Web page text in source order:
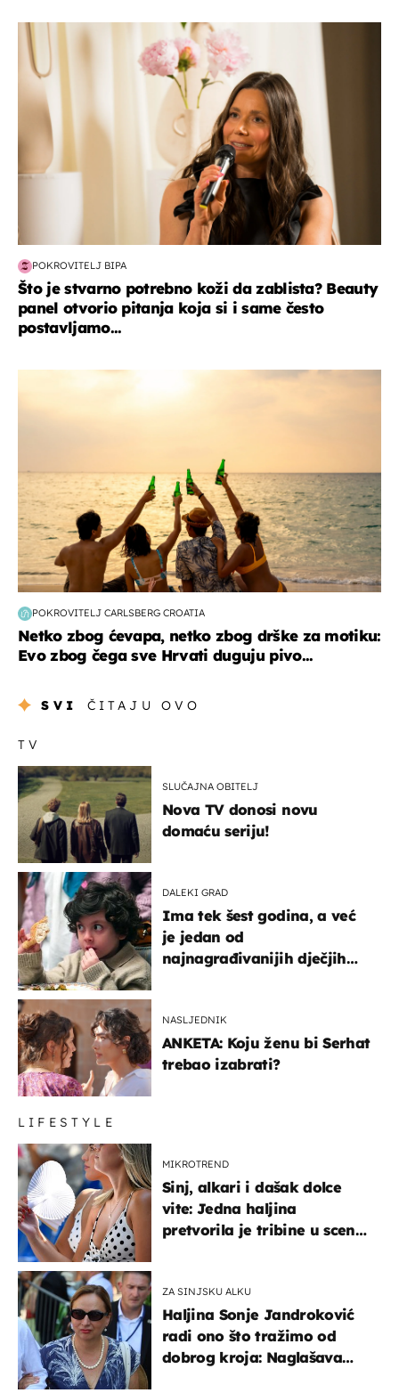
moda & ljepota
POKROVITELJ BIPA
Što je stvarno potrebno koži da zablista? Beauty
panel otvorio pitanja koja si i same često
postavljamo...
POKROVITELJ CARLSBERG CROATIA
Netko zbog ćevapa, netko zbog drške za motiku:
Evo zbog čega sve Hrvati duguju pivo...
SVI ČITAJU OVO
TV
SLUČAJNA OBITELJ
Nova TV donosi novu
domaću seriju!
DALEKI GRAD
Ima tek šest godina, a već
je jedan od
najnagrađivanijih dječjih
NASLJEDNIK
ANKETA: Koju ženu bi Serhat
trebao izabrati?
LIFESTYLE
MIKROTREND
Sinj, alkari i dašak dolce
vite: Jedna haljina
pretvorila je tribine u scenu
ZA SINJSKU ALKU
Haljina Sonje Jandroković
radi ono što tražimo od
dobrog kroja: Naglašava